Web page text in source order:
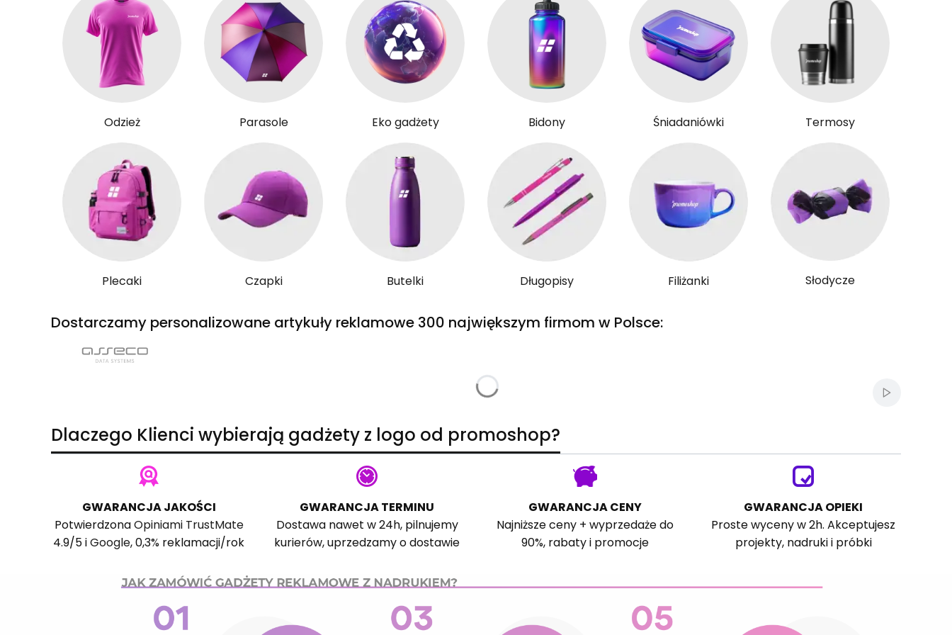
Odzież Parasole Eko gadżety Bidony Śniadaniówki Termosy
Plecaki Czapki Butelki Długopisy Filiżanki Słodycze
Dostarczamy personalizowane artykuły reklamowe 300 największym firmom w Polsce:
Włącz
Dlaczego Klienci wybierają gadżety z logo od promoshop?
GWARANCJA JAKOŚCI
PotwierdzonaOpiniami TrustMate
4.9/5 iGoogle, 0,3% reklamacji/rok
GWARANCJA TERMINU
Dostawa nawet w 24h, pilnujemy
kurierów, uprzedzamy o dostawie
GWARANCJA CENY
Najniższe ceny + wyprzedaże do
90%, rabaty i promocje
GWARANCJA OPIEKI
Proste wyceny w 2h. Akceptujesz
projekty, nadruki i próbki